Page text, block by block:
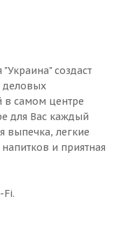
создаст
деловых
в самом центре
для Вас каждый
выпечка, легкие
и приятная
Fi.